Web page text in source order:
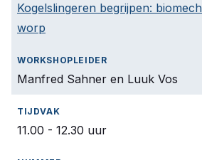
Kogelslingeren begrijpen:
worp
Manfred Sahner en Luuk Vos
11.00 - 12.30 uur